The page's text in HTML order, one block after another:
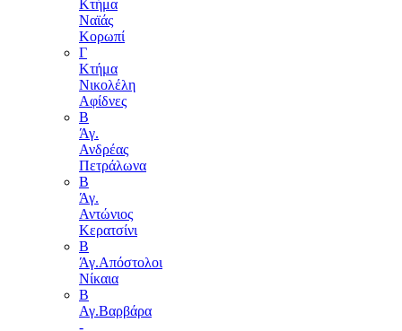
Κτήμα
Ναϊάς
Κορωπί
Γ
Κτήμα
Νικολέλη
Αφίδνες
Β
Άγ.
Ανδρέας
Πετράλωνα
Β
Άγ.
Αντώνιος
Κερατσίνι
Β
Άγ.Απόστολοι
Νίκαια
Β
Αγ.Βαρβάρα
-